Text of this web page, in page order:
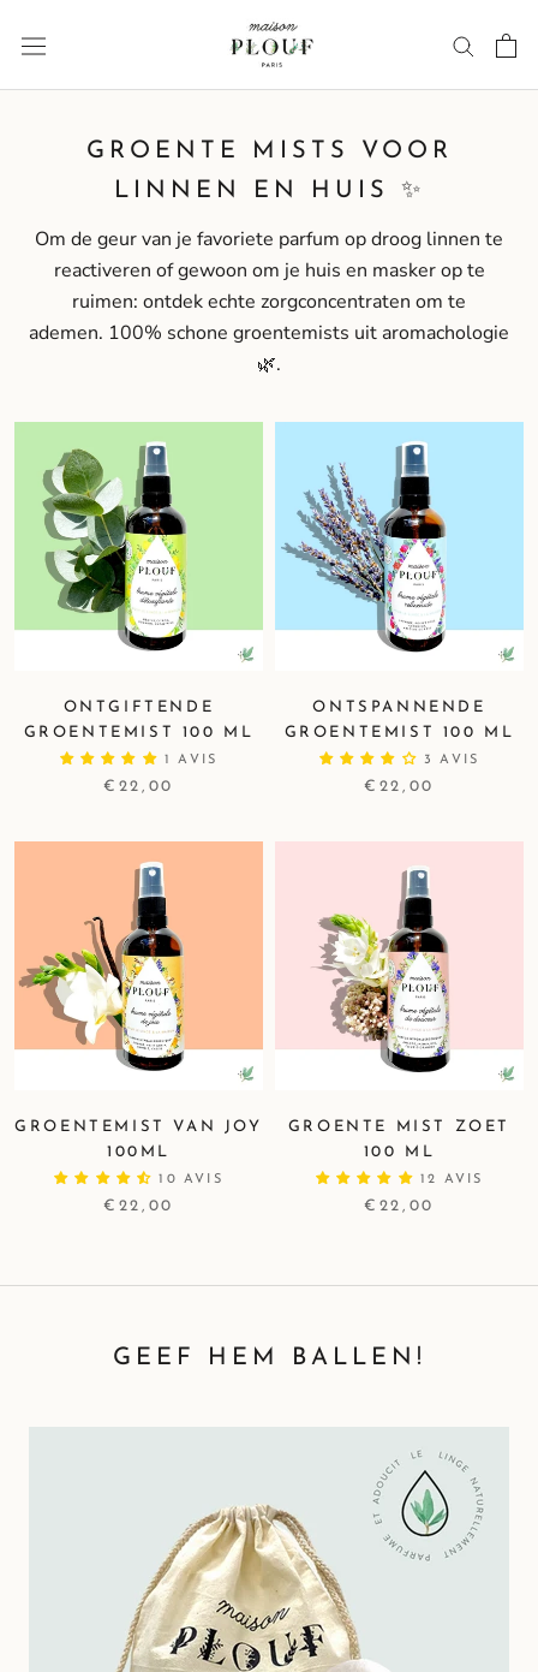
naar
GROENTE MISTS VOOR
LINNEN EN HUIS ✨
Om de geur van je favoriete parfum op droog linnen te
reactiveren of gewoon om je huis en masker op te
ruimen: ontdek echte zorgconcentraten om te
ademen. 100% schone groentemists uit aromachologie
🌿.
ONTGIFTENDE
GROENTEMIST 100 ML
1 AVIS
€22,00
ONTSPANNENDE
GROENTEMIST 100 ML
3 AVIS
€22,00
GROENTEMIST VAN JOY
100ML
10 AVIS
€22,00
GROENTE MIST ZOET
100 ML
12 AVIS
€22,00
GEEF HEM BALLEN!